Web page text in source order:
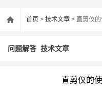
首页 > 技术文章 > 直剪仪
问题解答 技术文章
直剪仪的